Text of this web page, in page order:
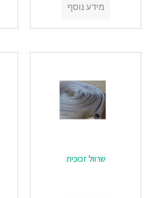
מידע נוסף
שרוול זכוכית